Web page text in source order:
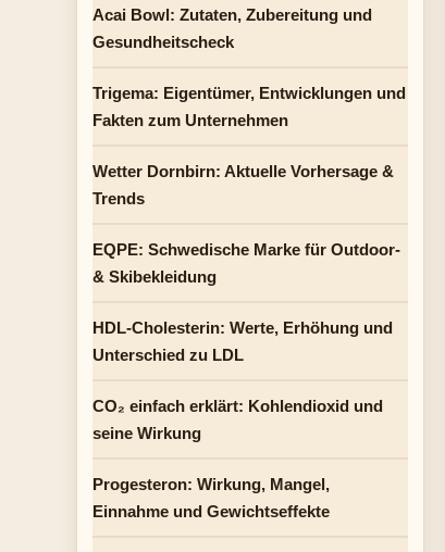
Acai Bowl: Zutaten, Zubereitung und
Gesundheitscheck
Trigema: Eigentümer, Entwicklungen und
Fakten zum Unternehmen
Wetter Dornbirn: Aktuelle Vorhersage &
Trends
EQPE: Schwedische Marke für Outdoor-
& Skibekleidung
HDL-Cholesterin: Werte, Erhöhung und
Unterschied zu LDL
CO₂ einfach erklärt: Kohlendioxid und
seine Wirkung
Progesteron: Wirkung, Mangel,
Einnahme und Gewichtseffekte